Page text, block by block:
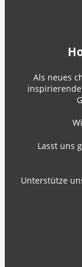
Als neues
Lasst uns
Unterstütze